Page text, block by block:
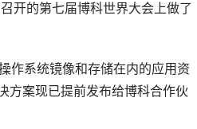
开的第七届博科世界大会上做了
作系统镜像和存储在内的应用资
方案现已提前发布给博科合作伙